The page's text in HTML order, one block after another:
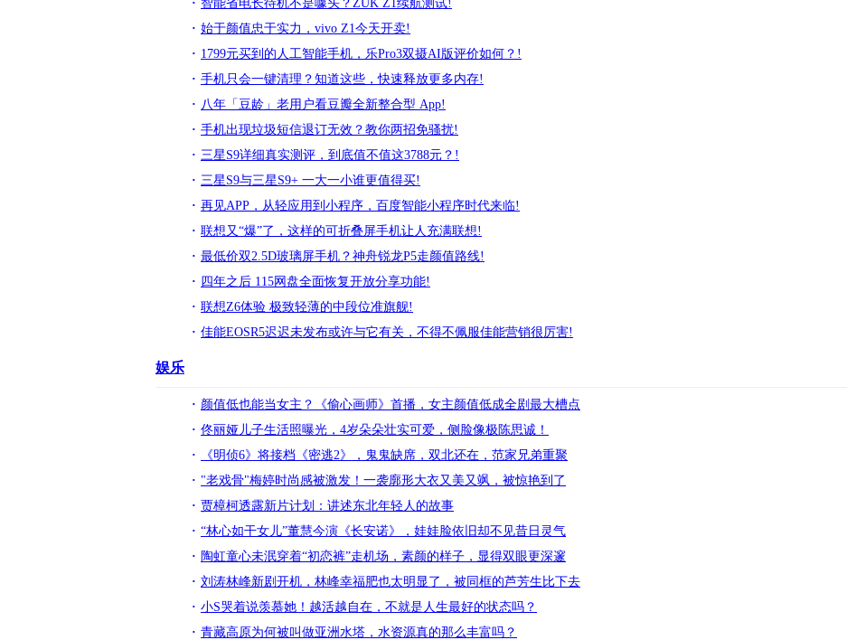
智能省电长待机不是噱头？ZUK Z1续航测试!
始于颜值忠于实力，vivo Z1今天开卖!
1799元买到的人工智能手机，乐Pro3双摄AI版评价如何？!
手机只会一键清理？知道这些，快速释放更多内存!
八年「豆龄」老用户看豆瓣全新整合型 App!
手机出现垃圾短信退订无效？教你两招免骚扰!
三星S9详细真实测评，到底值不值这3788元？!
三星S9与三星S9+ 一大一小谁更值得买!
再见APP，从轻应用到小程序，百度智能小程序时代来临!
联想又“爆”了，这样的可折叠屏手机让人充满联想!
最低价双2.5D玻璃屏手机？神舟锐龙P5走颜值路线!
四年之后 115网盘全面恢复开放分享功能!
联想Z6体验 极致轻薄的中段位准旗舰!
佳能EOSR5迟迟未发布或许与它有关，不得不佩服佳能营销很厉害!
娱乐
颜值低也能当女主？《偷心画师》首播，女主颜值低成全剧最大槽点
佟丽娅儿子生活照曝光，4岁朵朵壮实可爱，侧脸像极陈思诚！
《明侦6》将接档《密逃2》，鬼鬼缺席，双北还在，范家兄弟重聚
"老戏骨"梅婷时尚感被激发！一袭廓形大衣又美又飒，被惊艳到了
贾樟柯透露新片计划：讲述东北年轻人的故事
“林心如干女儿”董慧今演《长安诺》，娃娃脸依旧却不见昔日灵气
陶虹童心未泯穿着“初恋裤”走机场，素颜的样子，显得双眼更深邃
刘涛林峰新剧开机，林峰幸福肥也太明显了，被同框的芦芳生比下去
小S哭着说羡慕她！越活越自在，不就是人生最好的状态吗？
青藏高原为何被叫做亚洲水塔，水资源真的那么丰富吗？